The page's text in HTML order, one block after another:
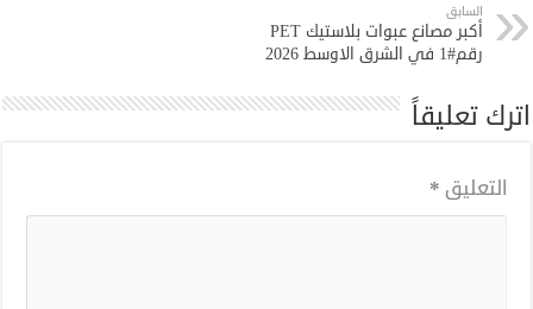
السابق
أكبر مصانع عبوات بلاستيك PET
رقم#1 في الشرق الاوسط 2026
اترك تعليقاً
التعليق *